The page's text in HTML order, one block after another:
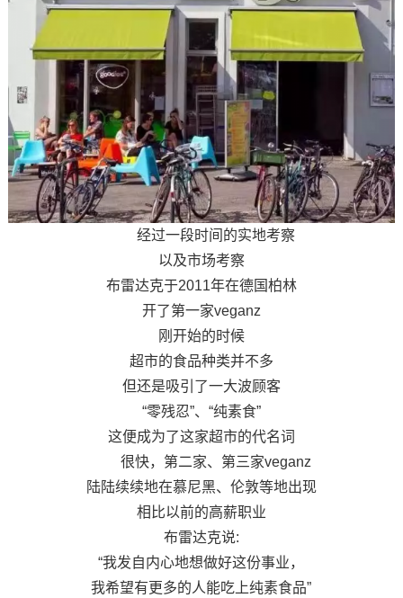
经过一段时间的实地考察
以及市场考察
布雷达克于2011年在德国柏林
开了第一家veganz
刚开始的时候
超市的食品种类并不多
但还是吸引了一大波顾客
“零残忍”、“纯素食”
这便成为了这家超市的代名词
很快，第二家、第三家veganz
陆陆续续地在慕尼黑、伦敦等地出现
相比以前的高薪职业
布雷达克说:
“我发自内心地想做好这份事业，
我希望有更多的人能吃上纯素食品”